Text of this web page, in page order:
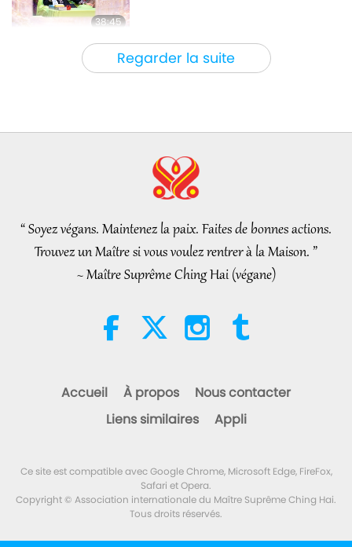
Regarder la suite
38:45
Entre Maître et disciples 2026-08-06
25:38
“Fast Charge” Is Wonderful Way
Whenever Material World
Begins to Feel Too Imposing
L’éthique islamique concernant
l’eau : extraits des Hadiths,
Au-delà du calcium : les
“ Soyez végans. Maintenez la paix. Faites de bonnes actions.
Trouvez un Maître si vous voulez rentrer à la Maison. ”
~ Maître Suprême Ching Hai (végane)
Accueil À propos
Nous contacter
Liens similaires
Appli
Ce site est compatible avec Google Chrome, Microsoft Edge, FireFox,
Safari et Opera.
Copyright © Association internationale du Maître Suprême Ching Hai.
Tous droits réservés.